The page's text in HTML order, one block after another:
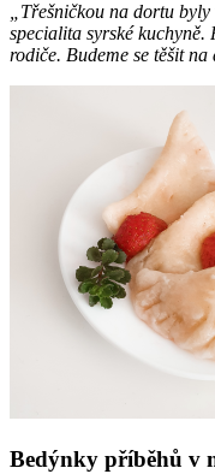
„Třešničkou na dortu
specialita syrské
rodiče. Budeme se těšit na
Bedýnky příběhů v